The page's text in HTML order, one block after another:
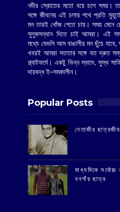
নদীর স্রোতের মতো বয়ে চলে সময়।
সঙ্গে জীবনের এই চলার পথে প্রতি
মন তারই খোঁজ পেতে চায়। সময় মেনে
সুলুকসন্ধান দিতে চাই আমরা। এই
মধ্যে যেগুলি আম বাঙালীর মন ছুঁয়ে যাবে,
খবরই আমরা সততার সঙ্গে যত দ্রুত
প্ল্যাটফর্মে। একটু ভিন্ন স্বাদে, সুস্থ
দায়বদ্ধ ই–সমকালীন।
Popular Posts
‌নেতাজীর
মাধ্যমিকে
বনগাঁর ছাত্র